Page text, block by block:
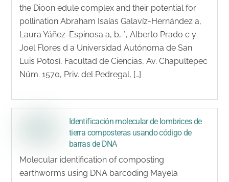
the Dioon edule complex and their potential for
pollination Abraham Isaías Galavíz-Hernández a,
Laura Yáñez-Espinosa a, b, *, Alberto Prado c y
Joel Flores d a Universidad Autónoma de San
Luis Potosí, Facultad de Ciencias, Av. Chapultepec
Núm. 1570, Priv. del Pedregal, […]
Identificación molecular de lombrices de
tierra composteras usando código de
barras de DNA
Molecular identification of composting
earthworms using DNA barcoding Mayela